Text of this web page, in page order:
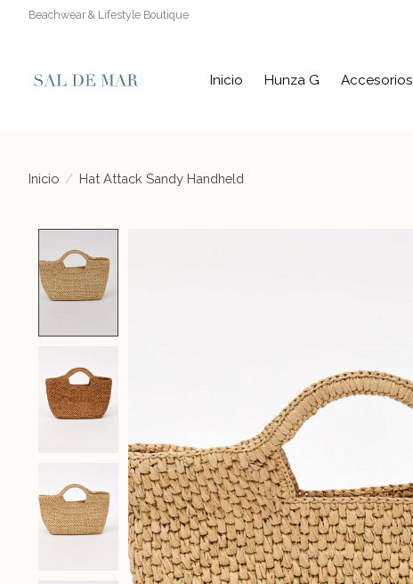
Beachwear & Lifestyle Boutique
Inicio Hunza G Accesorios
Inicio / Hat Attack Sandy Handheld